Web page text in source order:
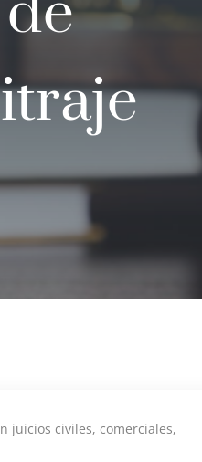
juicios civiles, comerciales,